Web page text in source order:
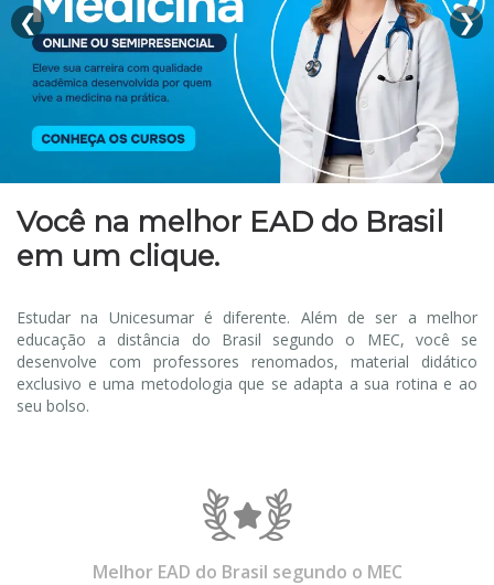
❮ ❯
Você na melhor EAD do Brasil
em um clique.
Estudar na Unicesumar é diferente. Além de ser a melhor
educação a distância do Brasil segundo o MEC, você se
desenvolve com professores renomados, material didático
exclusivo e uma metodologia que se adapta a sua rotina e ao
seu bolso.
Melhor EAD do Brasil segundo o MEC